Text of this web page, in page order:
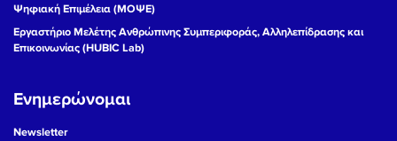
22
Ψηφιακή Επιμέλεια (ΜΟΨΕ)
Εργαστήριο Μελέτης Ανθρώπινης Συμπεριφοράς, Αλληλεπίδρασης και
Επικοινωνίας (HUBIC Lab)
Ενημερώνομαι
Newsletter